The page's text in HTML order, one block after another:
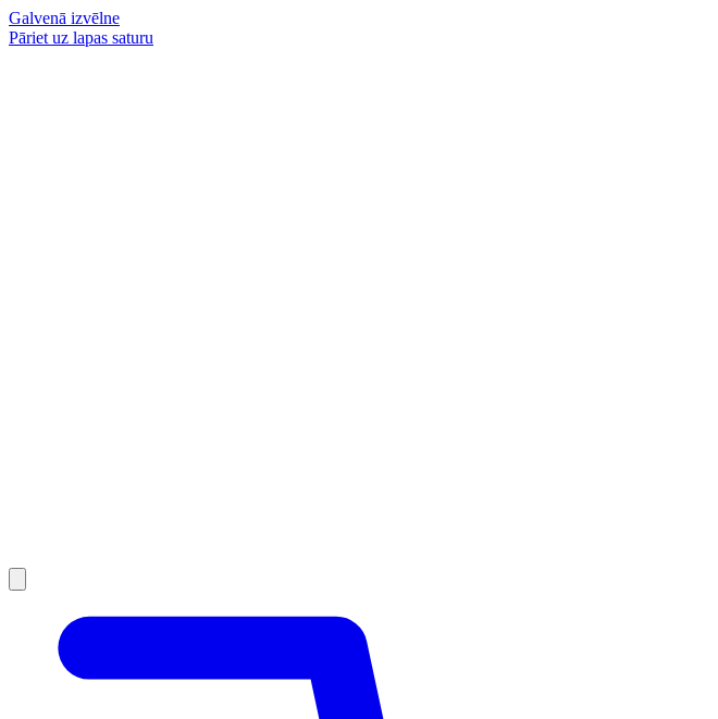
Galvenā izvēlne
Pāriet uz lapas saturu